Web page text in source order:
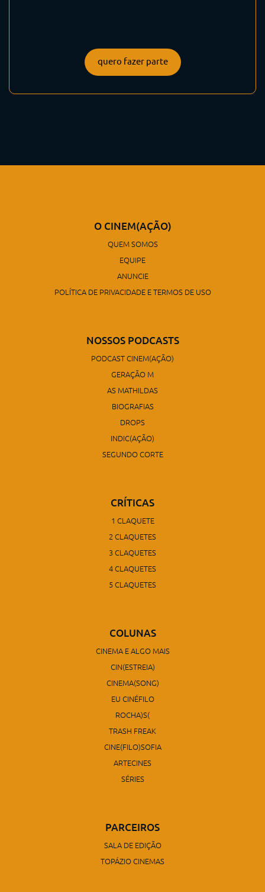
quero fazer parte
O CINEM(AÇÃO)
QUEM SOMOS
EQUIPE
ANUNCIE
POLÍTICA DE PRIVACIDADE E TERMOS DE USO
NOSSOS PODCASTS
PODCAST CINEM(AÇÃO)
GERAÇÃO M
AS MATHILDAS
BIOGRAFIAS
DROPS
INDIC(AÇÃO)
SEGUNDO CORTE
CRÍTICAS
1 CLAQUETE
2 CLAQUETES
3 CLAQUETES
4 CLAQUETES
5 CLAQUETES
COLUNAS
CINEMA E ALGO MAIS
CIN(ESTREIA)
CINEMA(SONG)
EU CINÉFILO
ROCHA)S(
TRASH FREAK
CINE(FILO)SOFIA
ARTECINES
SÉRIES
PARCEIROS
SALA DE EDIÇÃO
TOPÁZIO CINEMAS